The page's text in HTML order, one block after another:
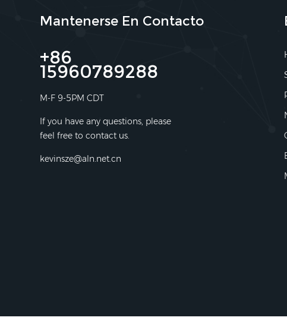
Mantenerse En Contacto
+86
15960789288
M-F 9-5PM CDT
If you have any questions, please
feel free to contact us.
kevinsze@aln.net.cn